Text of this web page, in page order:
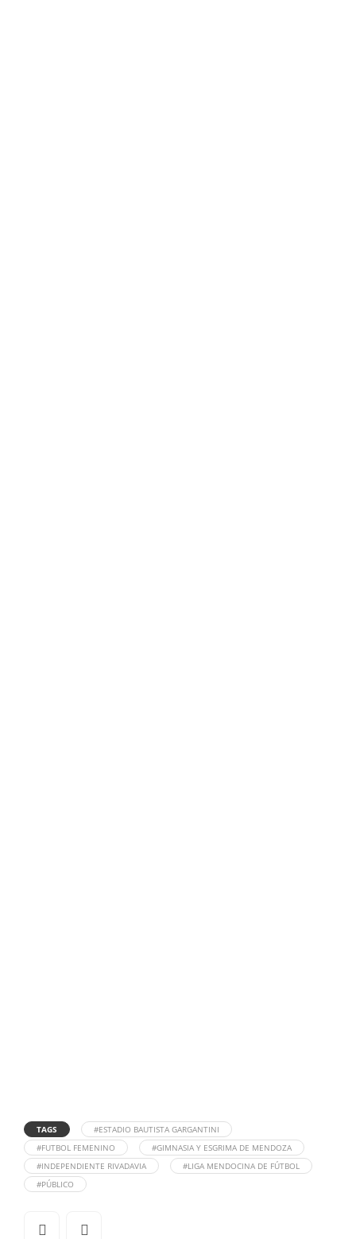
TAGS
#ESTADIO BAUTISTA GARGANTINI
#FUTBOL FEMENINO
#GIMNASIA Y ESGRIMA DE MENDOZA
#INDEPENDIENTE RIVADAVIA
#LIGA MENDOCINA DE FÚTBOL
#PÚBLICO